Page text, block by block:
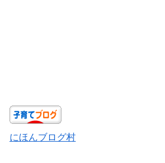
にほんブログ村